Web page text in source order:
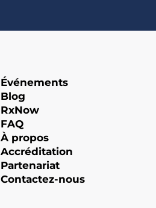
Événements
Blog
RxNow
FAQ
À propos
Accréditation
Partenariat
Contactez-nous